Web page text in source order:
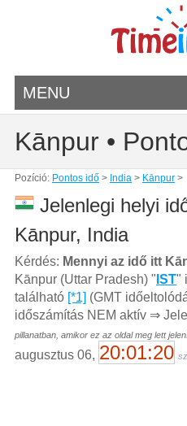
MENU
Kānpur •
Pozíció: Pontos idő> India> Kānpur>
Jelenlegi helyi
Kānpur, India
Kérdés: Mennyi az idő itt
Kānpur (Uttar Pradesh) " IST"
található [*1] (GMT
időszámítás NEM aktív ⇒
pillanatban, amikor ez az oldal meg lett
augusztus 06, 20:01:20